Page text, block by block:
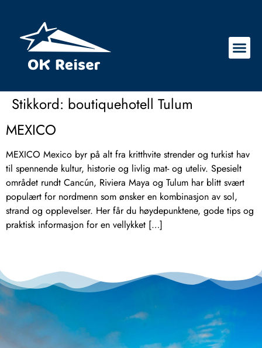
Stikkord: boutiquehotell Tulum
MEXICO
MEXICO Mexico byr på alt fra kritthvite strender og turkist hav
til spennende kultur, historie og livlig mat- og uteliv. Spesielt
området rundt Cancún, Riviera Maya og Tulum har blitt svært
populært for nordmenn som ønsker en kombinasjon av sol,
strand og opplevelser. Her får du høydepunktene, gode tips og
praktisk informasjon for en vellykket […]